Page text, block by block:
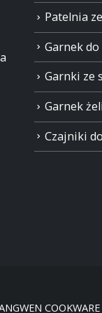
Patelnia
Garnek
Garnki ze
Garnek
Czajniki